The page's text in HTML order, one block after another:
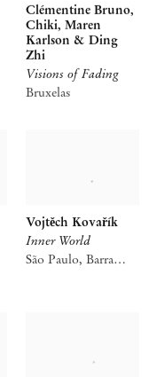
Visions of Fading
Clémentine Bruno,
Chiki, Maren
Karlson & Ding
Zhi
Bruxelas
Inner World
Vojtěch Kovařík
São Paulo, Barra